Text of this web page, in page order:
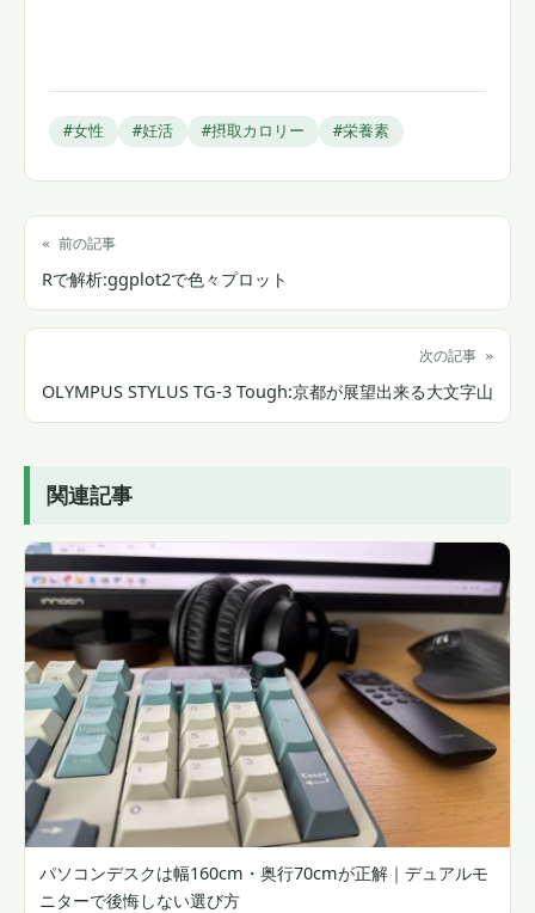
#女性 #妊活 #摂取カロリー #栄養素
« 前の記事
Rで解析:ggplot2で色々プロット
次の記事 »
OLYMPUS STYLUS TG-3 Tough:京都が展望出来る大文字山
関連記事
パソコンデスクは幅160cm・奥行70cmが正解｜デュアルモ
ニターで後悔しない選び方